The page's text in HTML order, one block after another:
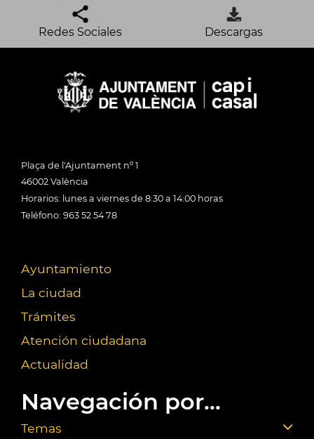
Redes Sociales Descargas
Plaça de l'Ajuntament nº 1
46002 València
Horarios: lunes a viernes de 8:30 a 14:00 horas
Teléfono: 963 52 54 78
Ayuntamiento
La ciudad
Trámites
Atención ciudadana
Actualidad
Navegación por...
Temas